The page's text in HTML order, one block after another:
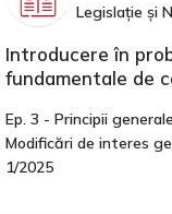
Legislație și
Introducere în
fundamentale de
Ep. 3 - Principii
Modificări de interes
1/2025